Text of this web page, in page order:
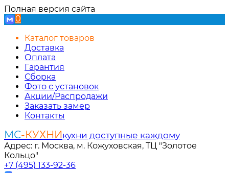
Полная версия сайта
0
Каталог товаров
Доставка
Оплата
Гарантия
Сборка
Фото с установок
Акции/Распродажи
Заказать замер
Контакты
МС-КУХНИкухни доступные каждому
Адрес: г. Москва, м. Кожуховская, ТЦ "Золотое
Кольцо"
+7 (495) 133-92-36